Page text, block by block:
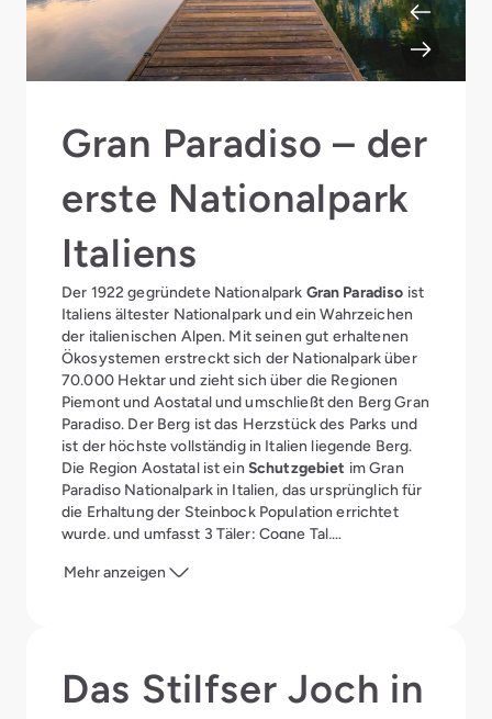
Gran Paradiso – der
erste Nationalpark
Italiens
Der 1922 gegründete Nationalpark Gran Paradiso ist
Italiens ältester Nationalpark und ein Wahrzeichen
der italienischen Alpen. Mit seinen gut erhaltenen
Ökosystemen erstreckt sich der Nationalpark über
70.000 Hektar und zieht sich über die Regionen
Piemont und Aostatal und umschließt den Berg Gran
Paradiso. Der Berg ist das Herzstück des Parks und
ist der höchste vollständig in Italien liegende Berg.
Die Region Aostatal ist ein Schutzgebiet im Gran
Paradiso Nationalpark in Italien, das ursprünglich für
die Erhaltung der Steinbock Population errichtet
wurde, und umfasst 3 Täler: Cogne Tal,
befinden sich insgesamt 4 Besucherzentren mit
Frühling ist die Region ein Traum für Wanderer und
Naturliebhaber und im Winter eine gute Anlaufstelle
Mehr anzeigen
Das Stilfser Joch in